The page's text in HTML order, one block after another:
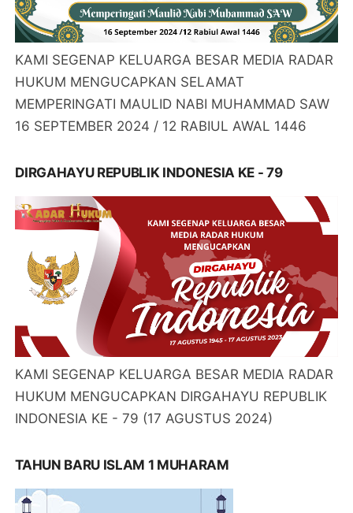
KAMI SEGENAP KELUARGA BESAR MEDIA RADAR
HUKUM MENGUCAPKAN SELAMAT
MEMPERINGATI MAULID NABI MUHAMMAD SAW
16 SEPTEMBER 2024 / 12 RABIUL AWAL 1446
DIRGAHAYU REPUBLIK INDONESIA KE - 79
KAMI SEGENAP KELUARGA BESAR MEDIA RADAR
HUKUM MENGUCAPKAN DIRGAHAYU REPUBLIK
INDONESIA KE - 79 (17 AGUSTUS 2024)
TAHUN BARU ISLAM 1 MUHARAM